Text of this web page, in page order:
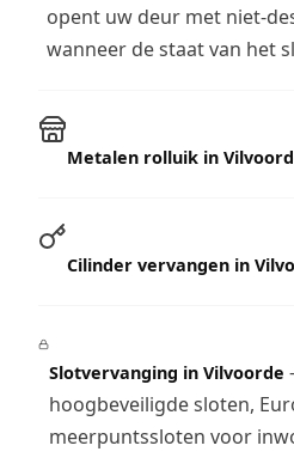
opent uw deur met niet-
wanneer de staat van het
Metalen rolluik in
Cilinder vervangen in
Slotvervanging in Vilvoorde
hoogbeveiligde sloten,
meerpuntssloten voor